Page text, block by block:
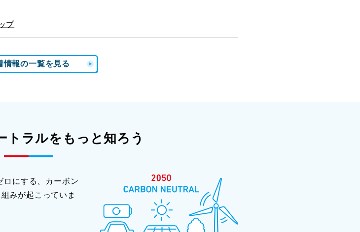
プ
情報の一覧を見る
トラルをもっと知ろう
ロにする、カーボン
みが起こっていま